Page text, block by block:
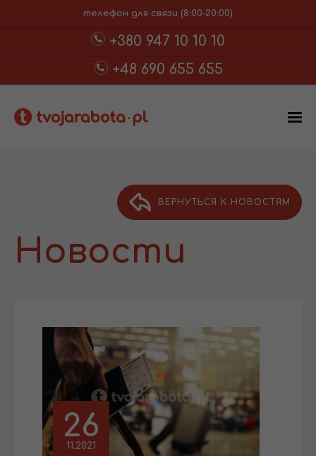
телефон для связи (8:00-20:00)
+380 947 10 10 10
+48 690 655 655
ВЕРНУТЬСЯ К НОВОСТЯМ
Новости
26
11.2021